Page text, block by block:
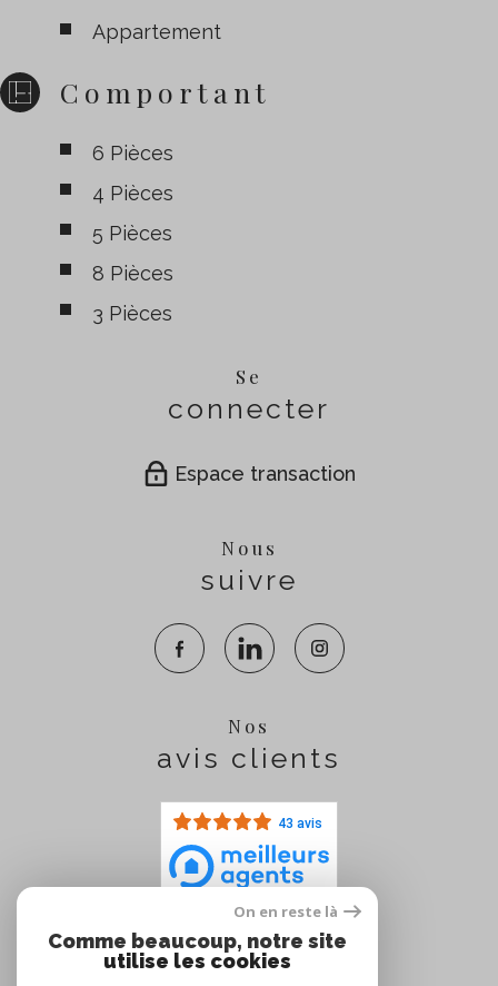
Appartement
Comportant
6 Pièces
4 Pièces
5 Pièces
8 Pièces
3 Pièces
Se
connecter
Espace transaction
Nous
suivre
Nos
avis clients
43 avis
Nous
adhérons
On en reste là
Comme beaucoup, notre site
utilise les cookies